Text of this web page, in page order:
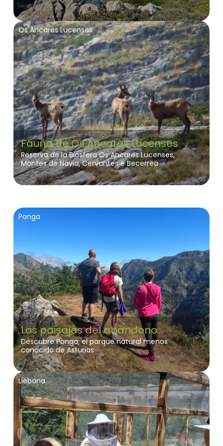
Os Ancares Lucenses
Fauna de Os Ancares Lucenses
Reserva de la Biosfera Os Ancares Lucenses,
Montes de Navia, Cervantes e Becerreá
Ponga
Los paisajes del abandono
Descubre Ponga, el parque natural menos
conocido de Asturias
Liébana